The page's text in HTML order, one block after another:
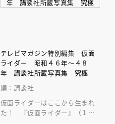
テレビマガジン特別編集 仮面
ライダー 昭和４６年～４８
年 講談社所蔵写真集 究極
編：講談社
仮面ライダーはここから生まれ
た！ 『仮面ライダー』（１９